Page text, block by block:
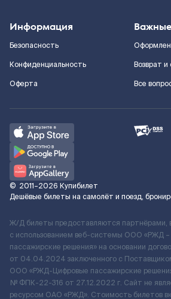
Информация
Безопасность
Конфиденциальность
Оферта
Возврат
Все
© 2011–2026 Купибилет
Дешёвые билеты на самолёт и поезд,
Ж/Д билеты предоставляются партнёрами,
с использованием веб-системы ООО «РЖД
пассажирские решения» на основании
от 04.04.2024 заключенного с
ООО «РЖД-Цифровые пассажирские
№ ФПК-22-316 от 27.12.2022 г. Сайт не
ресурсом ОАО «РЖД». Стоимость билетов